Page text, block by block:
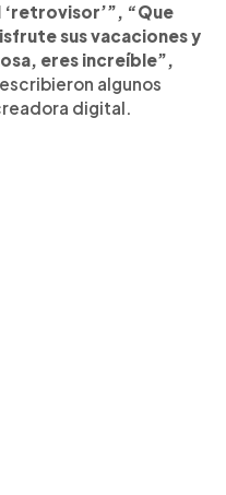
‘retrovisor’”, “Que
sus vacaciones y
eres increíble”,
algunos
digital.